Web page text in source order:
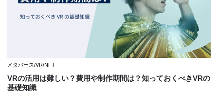
メタバース/VR/NFT
VRの活用は難しい？費用や制作期間は？知っておくべきVRの
基礎知識